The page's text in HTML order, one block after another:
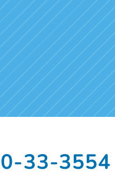
33-3554